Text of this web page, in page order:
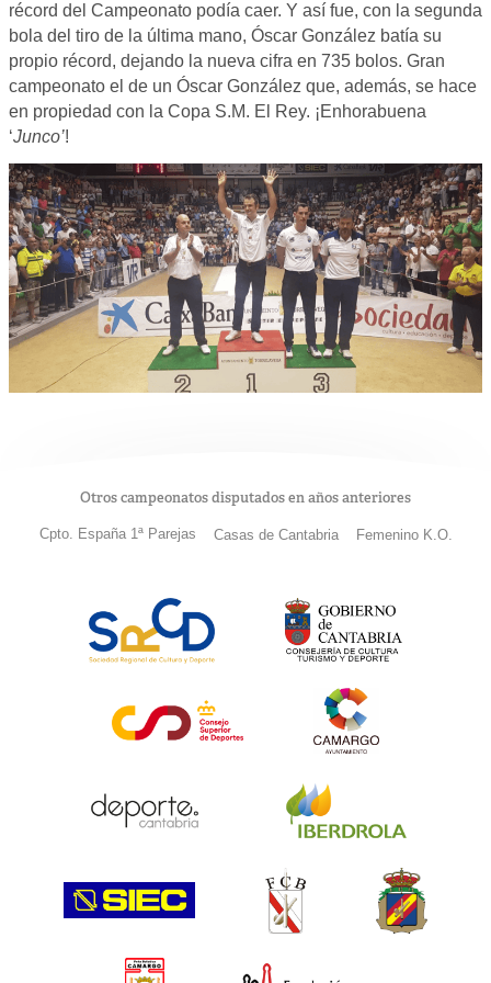
récord del Campeonato podía caer. Y así fue, con la segunda
bola del tiro de la última mano, Óscar González batía su
propio récord, dejando la nueva cifra en 735 bolos. Gran
campeonato el de un Óscar González que, además, se hace
en propiedad con la Copa S.M. El Rey. ¡Enhorabuena
‘Junco’!
Otros campeonatos disputados en años anteriores
Cpto. España 1ª Parejas Casas de Cantabria Femenino K.O.